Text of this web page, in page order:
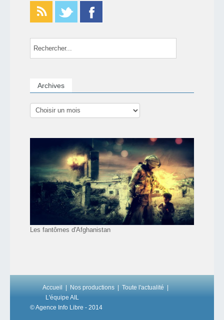
Archives
Les fantômes d'Afghanistan
Accueil Nos productions
Toute l'actualité
L'équipe AIL
© Agence Info Libre - 2014